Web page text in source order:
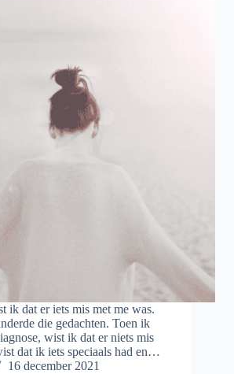
ik dat er iets mis met me was.
die gedachten. Toen ik
wist ik dat er niets mis
dat ik iets speciaals had en…
16 december 2021